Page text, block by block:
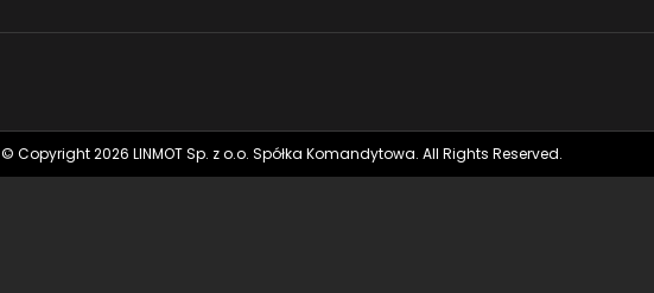
© Copyright 2026 LINMOT Sp. z o.o. Spółka Komandytowa. All Rights Reserved.